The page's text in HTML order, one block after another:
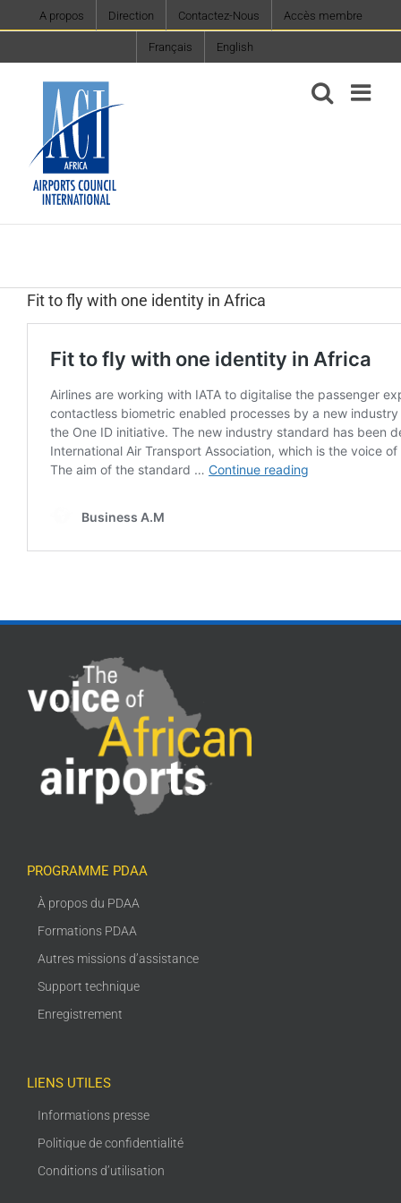
to
A propos Direction Contactez-Nous Accès membre
Français English
Fit to fly with one identity in Africa
PROGRAMME PDAA
À propos du PDAA
Formations PDAA
Autres missions d’assistance
Support technique
Enregistrement
LIENS UTILES
Informations presse
Politique de confidentialité
Conditions d’utilisation